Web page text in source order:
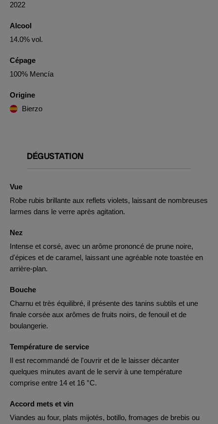
2022
Alcool
14.0% vol.
Cépage
100% Mencía
Origine
Bierzo
DÉGUSTATION
Vue
Robe rubis brillante aux reflets violets, laissant de nombreuses
larmes dans le verre après agitation.
Nez
Intense et corsé, avec un arôme prononcé de prune noire,
d'épices et de caramel, laissant une agréable note toastée en
arrière-plan.
Bouche
Charnu et très équilibré, il présente des tanins subtils et une
finale corsée aux arômes de fruits noirs, de fenouil et de
boulangerie.
Température de service
Il est recommandé de l'ouvrir et de le laisser décanter
quelques minutes avant de le servir à une température
comprise entre 14 et 16 °C.
Accord mets et vin
Viandes au four, plats mijotés, botillo, fromages de brebis ou